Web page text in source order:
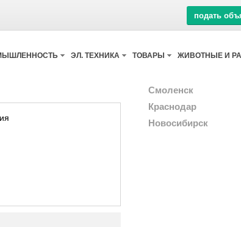
подать
ЭЛ. ТЕХНИКА ТОВАРЫ ЖИВОТНЫЕ И
Смоленск
Краснодар
Новосибирск